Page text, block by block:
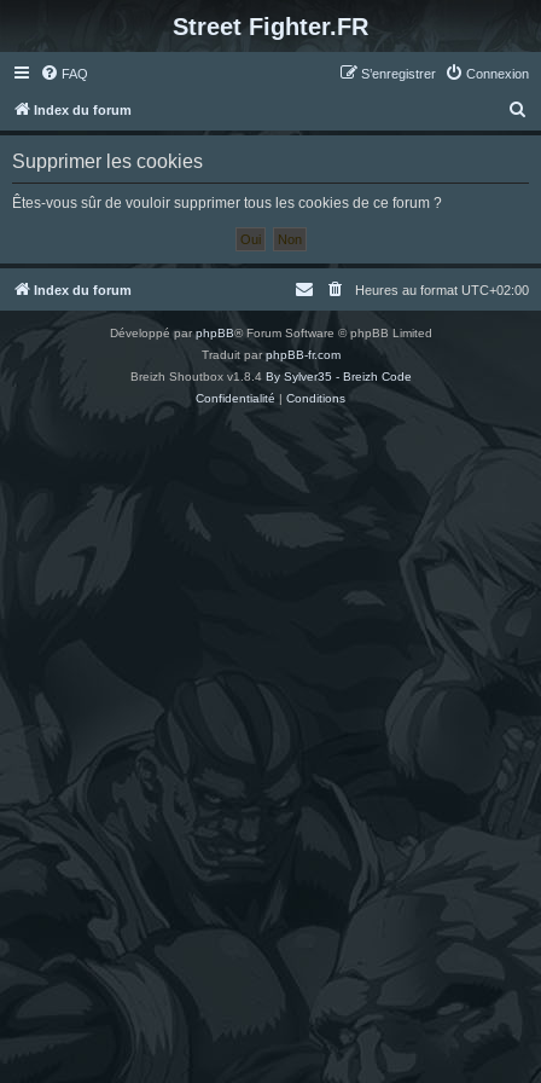
Street Fighter.FR
FAQ Connexion
S’enregistrer
Index du forum
e
h
Supprimer les cookies
Êtes-vous sûr de vouloir supprimer tous les cookies de ce forum ?
Index du forum Heures au format UTC+02:00
Développé parphpBB® Forum Software © phpBB Limited
Traduit parphpBB-fr.com
Breizh Shoutbox v1.8.4 By Sylver35 - Breizh Code
Confidentialité | Conditions